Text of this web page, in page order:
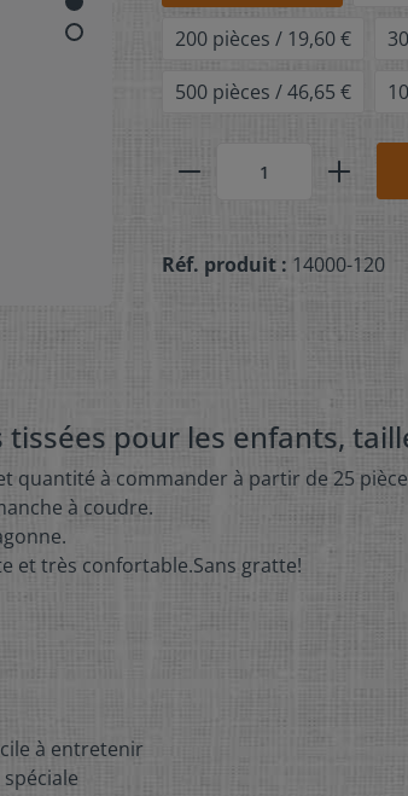
200 pièces / 19,60 €
500 pièces / 46,65 €
Réf. produit : 14000-120
pour les enfants,
quantité à commander à partir de 25
à coudre.
et très confortable.Sans gratte!
à entretenir